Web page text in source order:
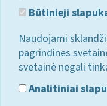
Būtinieji
Naudojami
pagrindines
svetainė negali
Analitiniai